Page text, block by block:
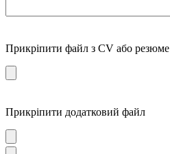
Прикріпити файл з CV або резюме
Прикріпити додатковий файл